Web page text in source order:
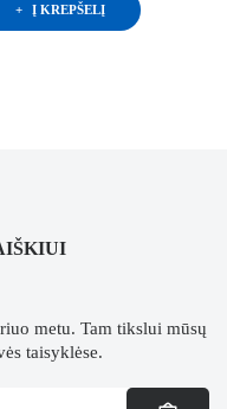
Į KREPŠELĮ
metu. Tam tikslui mūsų
taisyklėse.